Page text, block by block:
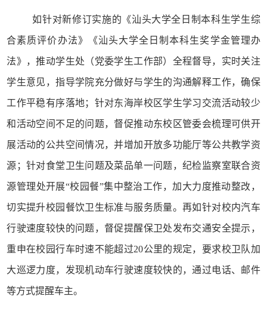
如针对新修订实施的《汕头大学全日制本科生学生综
合素质评价办法》《汕头大学全日制本科生奖学金管理办
法》，推动学生处（党委学生工作部）全程督导，实时关注
学生意见，指导学院充分做好与学生的沟通解释工作，确保
工作平稳有序落地；针对东海岸校区学生学习交流活动较少
和活动空间不足的问题，督促推动东校区管委会梳理可供开
展活动的公共空间情况，并增加开放多功能厅等公共教学资
源；针对食堂卫生问题及菜品单一问题，纪检监察室联合资
源管理处开展“校园餐”集中整治工作，加大力度推动整改，
切实提升校园餐饮卫生标准与服务质量。再如针对校内汽车
行驶速度较快的问题，督促提醒保卫处发布交通安全提示，
重申在校园行车时速不能超过20公里的规定，要求校卫队加
大巡逻力度，发现机动车行驶速度较快的，通过电话、邮件
等方式提醒车主。